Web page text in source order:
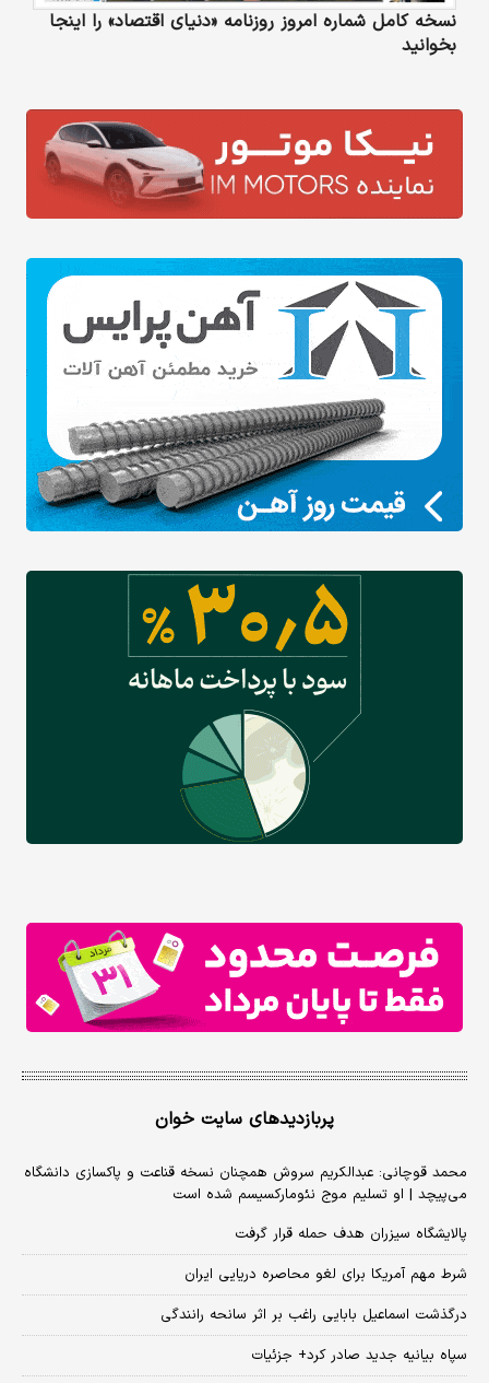
نسخه کامل شماره امروز روزنامه «دنیای‌ اقتصاد» را اینجا
بخوانید
پربازدیدهای سایت خوان
محمد قوچانی: عبدالکریم سروش همچنان نسخه قناعت و پاکسازی دانشگاه
می‌پیچد | او تسلیم موج نئومارکسیسم شده است
پالایشگاه سیزران هدف حمله قرار گرفت
شرط مهم آمریکا برای لغو محاصره دریایی ایران
درگذشت اسماعیل بابایی راغب بر اثر سانحه رانندگی
سپاه بیانیه جدید صادر کرد+ جزئیات